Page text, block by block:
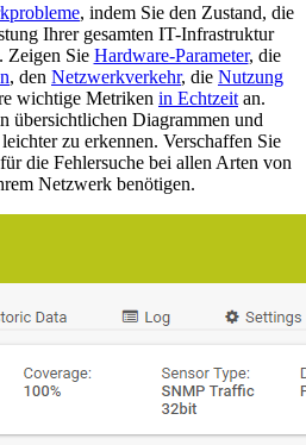
, indem Sie den Zustand, die
Ihrer gesamten IT-Infrastruktur
Zeigen Sie Hardware-Parameter, die
, den Netzwerkverkehr, die Nutzung
wichtige Metriken in Echtzeit an.
übersichtlichen Diagrammen und
zu erkennen. Verschaffen Sie
die Fehlersuche bei allen Arten von
Netzwerk benötigen.